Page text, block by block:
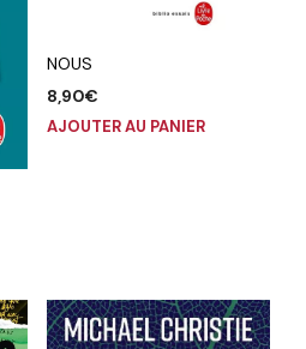
NOUS
8,90€
AJOUTER AU PANIER